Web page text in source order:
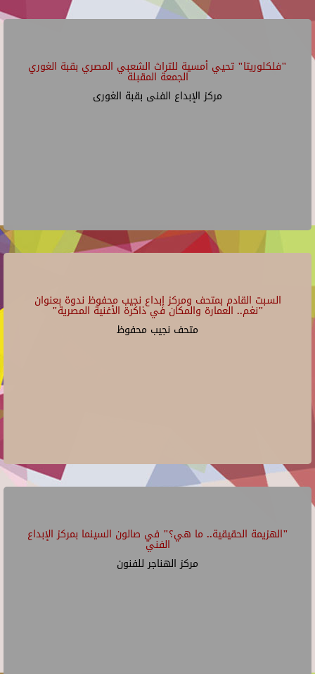
"فلكلوريتا" تحيي أمسية للتراث الشعبي المصري بقبة الغوري
الجمعة المقبلة
مركز الإبداع الفنى بقبة الغورى
السبت القادم بمتحف ومركز إبداع نجيب محفوظ ندوة بعنوان
"نغم.. العمارة والمكان في ذاكرة الأغنية المصرية"
متحف نجيب محفوظ
"الهزيمة الحقيقية.. ما هي؟" في صالون السينما بمركز الإبداع
الفني
مركز الهناجر للفنون